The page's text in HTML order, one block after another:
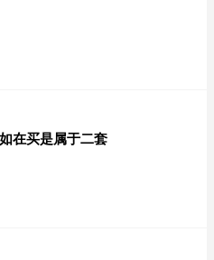
在买是属于二套